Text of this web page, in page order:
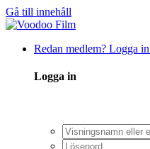
Gå till innehåll
Redan medlem? Logga in
Logga in